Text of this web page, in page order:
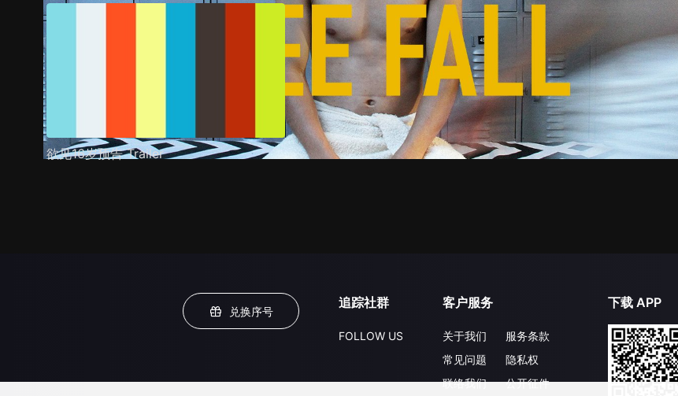
欲见16岁预告 Trailer
兑换序号
追踪社群
FOLLOW US
客户服务
关于我们
常见问题
联络我们
服务条款
隐私权
公开征件
下载 APP